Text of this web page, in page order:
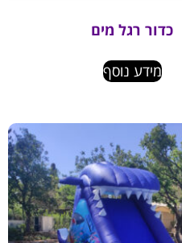
כדור רגל מים
מידע נוסף